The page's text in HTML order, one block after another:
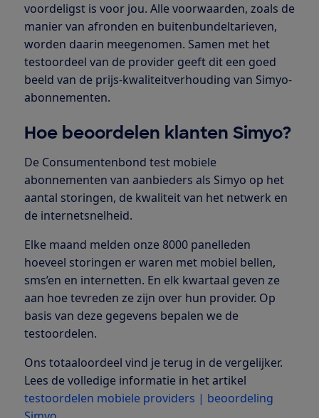
voordeligst is voor jou. Alle voorwaarden, zoals de
manier van afronden en buitenbundeltarieven,
worden daarin meegenomen. Samen met het
testoordeel van de provider geeft dit een goed
beeld van de prijs-kwaliteitverhouding van Simyo-
abonnementen.
Hoe beoordelen klanten Simyo?
De Consumentenbond test mobiele
abonnementen van aanbieders als Simyo op het
aantal storingen, de kwaliteit van het netwerk en
de internetsnelheid.
Elke maand melden onze 8000 panelleden
hoeveel storingen er waren met mobiel bellen,
sms’en en internetten. En elk kwartaal geven ze
aan hoe tevreden ze zijn over hun provider. Op
basis van deze gegevens bepalen we de
testoordelen.
Ons totaaloordeel vind je terug in de vergelijker.
Lees de volledige informatie in het artikel
testoordelen mobiele providers | beoordeling